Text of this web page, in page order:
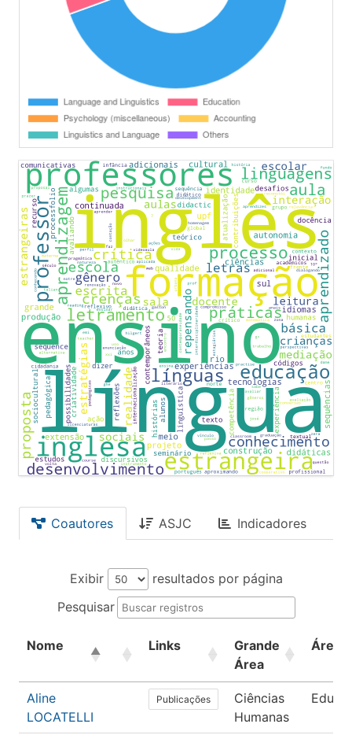
Coautores ASJC Indicadores
Exibir
resultados por página
Pesquisar
Nome Links
Grande
Área
Área
Aline
LOCATELLI
Publicações
Ciências
Humanas